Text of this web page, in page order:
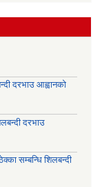
दरभाउ आह्वानको
दरभाउ
सम्बन्धि शिलबन्दी